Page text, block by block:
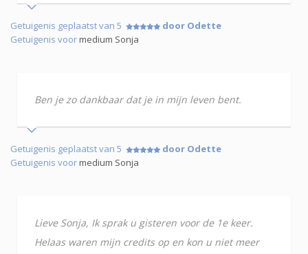
Getuigenis geplaatst van 5
door Odette
Getuigenis voormedium Sonja
Ben je zo dankbaar dat je in mijn leven bent.
Getuigenis geplaatst van 5
door Odette
Getuigenis voormedium Sonja
Lieve Sonja, Ik sprak u gisteren voor de 1e keer.
Helaas waren mijn credits op en kon u niet meer